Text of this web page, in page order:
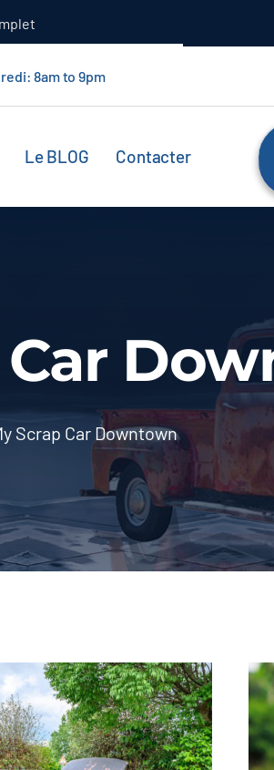
8am to 9pm
Le BLOG Contacter
Car
Scrap Car Downtown